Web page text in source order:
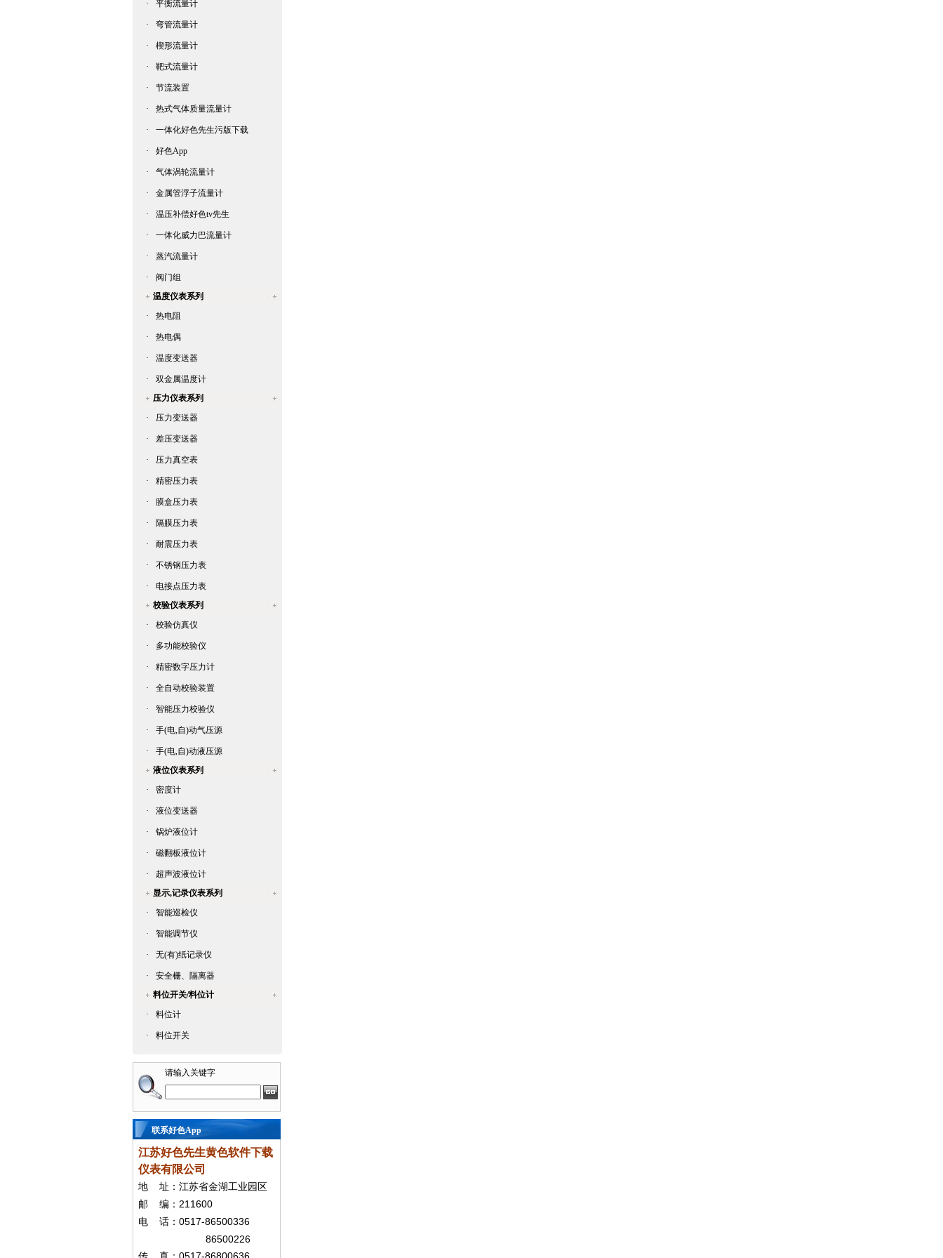
· 平衡流量计
· 弯管流量计
· 楔形流量计
· 靶式流量计
· 节流装置
· 热式气体质量流量计
· 一体化好色先生污版下载
· 好色App
· 气体涡轮流量计
· 金属管浮子流量计
· 温压补偿好色tv先生
· 一体化威力巴流量计
· 蒸汽流量计
·
阀门组
温度仪表系列
·
热电阻
· 热电偶
· 温度变送器
·
双金属温度计
压力仪表系列
·
压力变送器
· 差压变送器
· 压力真空表
· 精密压力表
· 膜盒压力表
· 隔膜压力表
· 耐震压力表
· 不锈钢压力表
·
电接点压力表
校验仪表系列
·
校验仿真仪
· 多功能校验仪
· 精密数字压力计
· 全自动校验装置
· 智能压力校验仪
· 手(电,自)动气压源
·
手(电,自)动液压源
液位仪表系列
·
密度计
· 液位变送器
· 锅炉液位计
· 磁翻板液位计
·
超声波液位计
显示,记录仪表系列
·
智能巡检仪
· 智能调节仪
· 无(有)纸记录仪
·
安全栅、隔离器
料位开关/料位计
·
料位计
· 料位开关
请输入关键字
联系好色App
江苏好色先生黄色软件下载
仪表有限公司
地
址：江苏省金湖工业园区
邮
编： 211600
电 话： 0517-86500336
86500226